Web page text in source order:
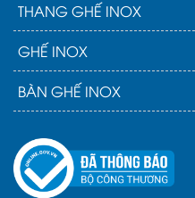
THANG GHẾ INOX
GHẾ INOX
BÀN GHẾ INOX